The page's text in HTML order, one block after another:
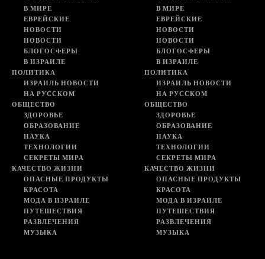
В МИРЕ
ЕВРЕЙСКИЕ
НОВОСТИ
НОВОСТИ
БЛОГОСФЕРЫ
В ИЗРАИЛЕ
ПОЛИТИКА
ИЗРАИЛЬ НОВОСТИ
НА РУССКОМ
ОБЩЕСТВО
ЗДОРОВЬЕ
ОБРАЗОВАНИЕ
НАУКА
ТЕХНОЛОГИИ
СЕКРЕТЫ МИРА
КАЧЕСТВО ЖИЗНИ
ОПАСНЫЕ ПРОДУКТЫ
КРАСОТА
МОДА В ИЗРАИЛЕ
ПУТЕШЕСТВИЯ
РАЗВЛЕЧЕНИЯ
МУЗЫКА
В МИРЕ
ЕВРЕЙСКИЕ
НОВОСТИ
НОВОСТИ
БЛОГОСФЕРЫ
В ИЗРАИЛЕ
ПОЛИТИКА
ИЗРАИЛЬ НОВОСТИ
НА РУССКОМ
ОБЩЕСТВО
ЗДОРОВЬЕ
ОБРАЗОВАНИЕ
НАУКА
ТЕХНОЛОГИИ
СЕКРЕТЫ МИРА
КАЧЕСТВО ЖИЗНИ
ОПАСНЫЕ ПРОДУКТЫ
КРАСОТА
МОДА В ИЗРАИЛЕ
ПУТЕШЕСТВИЯ
РАЗВЛЕЧЕНИЯ
МУЗЫКА